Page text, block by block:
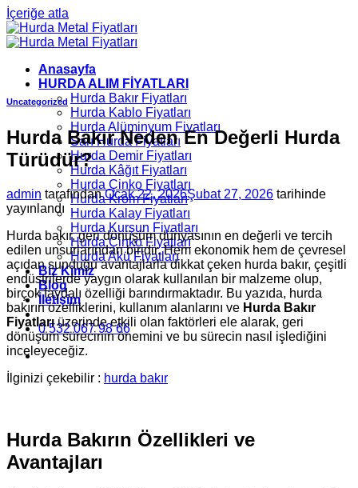
İçeriğe atla
Anasayfa
HURDA ALIM FİYATLARI
Hurda Bakır Fiyatları
Hurda Kablo Fiyatları
Hurda Alüminyum Fiyatları
Sarı Hurda Fiyatları
Hurda Demir Fiyatları
Hurda Kâğıt Fiyatları
Hurda Çinko Fiyatları
Hurda Krom Fiyatları
Hurda Kalay Fiyatları
Hurda Kurşun Fiyatları
Hurda Çinko Fiyatları
Hurda Akü Fiyatları
Biz Kimiz
Blog
İletişim
0 532 067 98 66
Uncategorized
Hurda Bakır Neden En Değerli Hurda
Türüdür?
admin tarafından Ocak 22, 2026Şubat 27, 2026 tarihinde
yayınlandı
Hurda bakır, geri dönüşüm dünyasının en değerli ve tercih
edilen unsurlarından biridir. Hem ekonomik hem de çevresel
açıdan sunduğu avantajlarla dikkat çeken hurda bakır, çeşitli
endüstrilerde yaygın olarak kullanılan bir malzeme olup,
birçok faydalı özelliği barındırmaktadır. Bu yazıda, hurda
bakırın özelliklerini, kullanım alanlarını ve Hurda Bakır
Fiyatlarıüzerinde etkili olan faktörleri ele alarak, geri
dönüşüm sürecinin önemini ve bu sürecin nasıl işlediğini
inceleyeceğiz.
İlginizi çekebilir : hurda bakır
Hurda Bakırın Özellikleri ve
Avantajları